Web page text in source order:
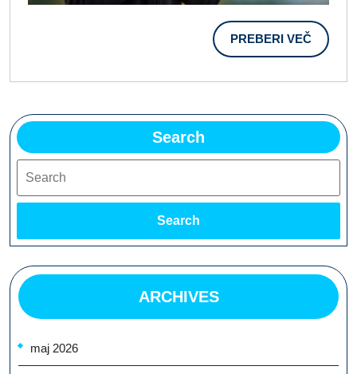
PREBERI VEČ
VEČ
Search
Search
ARCHIVES
maj 2026